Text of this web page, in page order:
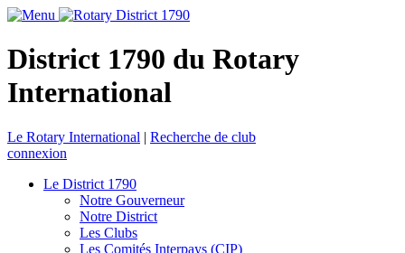
District 1790 du Rotary
International
Le Rotary International | Recherche de club
connexion
Le District 1790
Notre Gouverneur
Notre District
Les Clubs
Les Comités Interpays (CIP)